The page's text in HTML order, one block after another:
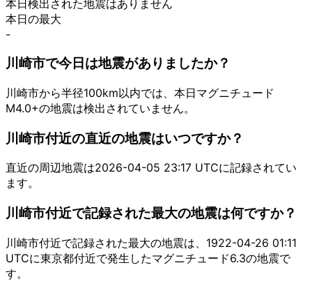
本日検出された地震はありません
本日の最大
-
川崎市で今日は地震がありましたか？
川崎市から半径100km以内では、本日マグニチュード
M4.0+の地震は検出されていません。
川崎市付近の直近の地震はいつですか？
直近の周辺地震は2026-04-05 23:17 UTCに記録されてい
ます。
川崎市付近で記録された最大の地震は何ですか？
川崎市付近で記録された最大の地震は、1922-04-26 01:11
UTCに東京都付近で発生したマグニチュード6.3の地震で
す。